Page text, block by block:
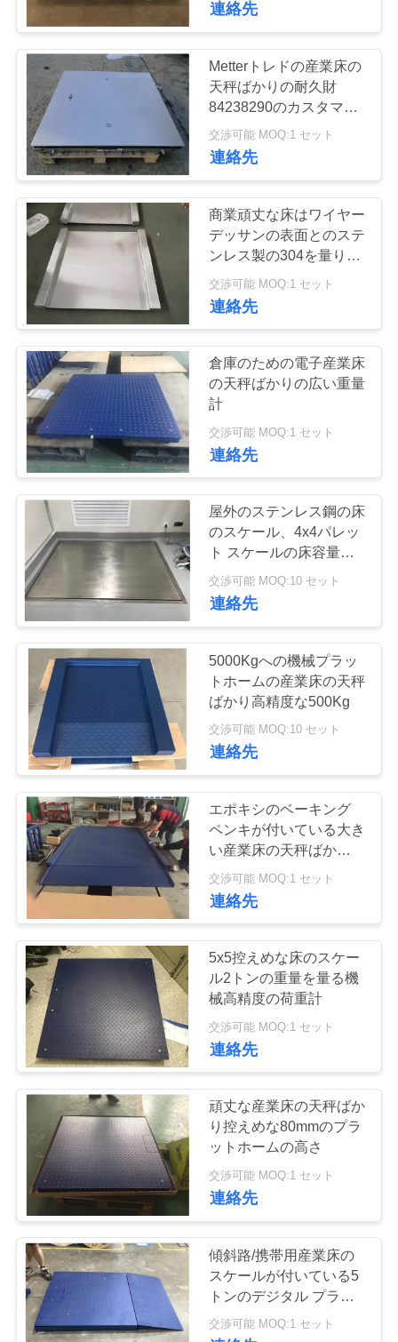
地
PRIVACY
POLICY
重量のスケールが
付いているパレッ
ト ジャック
6
産業テスト重量
31
Mettler Toledoロー
ドセル
Mettler Toledoイン
ジケーター
自動重量チェッカ
87
メトラー・トレド
工業用はかり
42
連絡先
Metterトレドの産業床の
天秤ばかりの耐久財
84238290のカスタマイ
ズされたサイズ
交渉可能 MOQ:1 セット
連絡先
商業頑丈な床はワイヤー
デッサンの表面とのステ
ンレス製の304を量りま
す
交渉可能 MOQ:1 セット
連絡先
倉庫のための電子産業床
の天秤ばかりの広い重量
計
交渉可能 MOQ:1 セット
連絡先
屋外のステンレス鋼の床
のスケール、4x4パレッ
ト スケールの床容量
5000のLbの
交渉可能 MOQ:10 セット
連絡先
5000Kgへの機械プラッ
トホームの産業床の天秤
ばかり高精度な500Kg
交渉可能 MOQ:10 セット
連絡先
エポキシのベーキング
ペンキが付いている大き
い産業床の天秤ばかり
1.5x1.5Mの踏面の版
交渉可能 MOQ:1 セット
連絡先
5x5控えめな床のスケー
ル2トンの重量を量る機
械高精度の荷重計
交渉可能 MOQ:1 セット
連絡先
頑丈な産業床の天秤ばか
り控えめな80mmのプラ
ットホームの高さ
交渉可能 MOQ:1 セット
連絡先
傾斜路/携帯用産業床の
スケールが付いている5
トンのデジタル プラッ
トホームの床のスケール
交渉可能 MOQ:1 セット